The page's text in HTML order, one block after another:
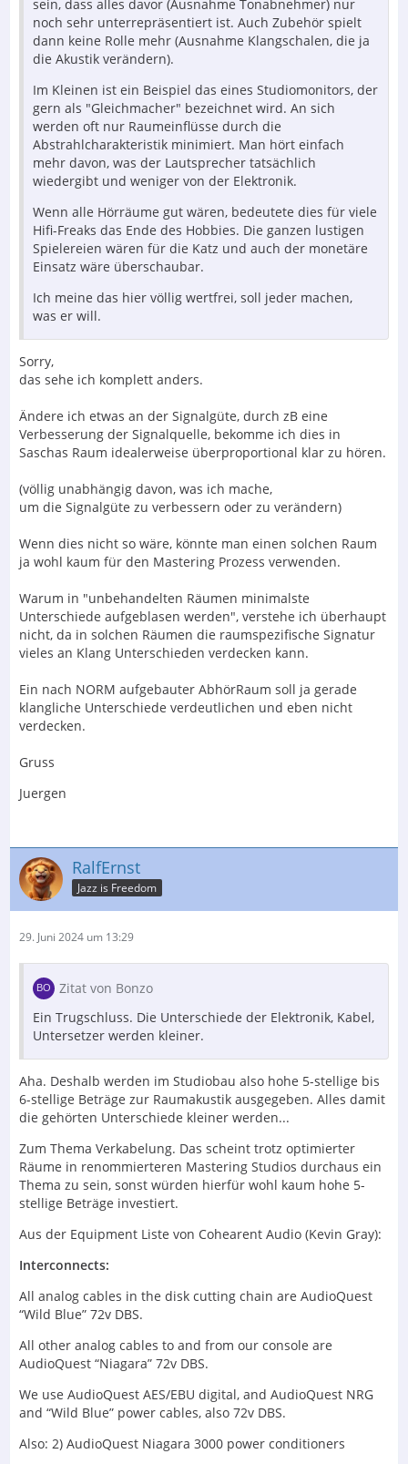
sein, dass alles davor (Ausnahme Tonabnehmer) nur
noch sehr unterrepräsentiert ist. Auch Zubehör spielt
dann keine Rolle mehr (Ausnahme Klangschalen, die ja
die Akustik verändern).
Im Kleinen ist ein Beispiel das eines Studiomonitors, der
gern als "Gleichmacher" bezeichnet wird. An sich
werden oft nur Raumeinflüsse durch die
Abstrahlcharakteristik minimiert. Man hört einfach
mehr davon, was der Lautsprecher tatsächlich
wiedergibt und weniger von der Elektronik.
Wenn alle Hörräume gut wären, bedeutete dies für viele
Hifi-Freaks das Ende des Hobbies. Die ganzen lustigen
Spielereien wären für die Katz und auch der monetäre
Einsatz wäre überschaubar.
Ich meine das hier völlig wertfrei, soll jeder machen,
was er will.
Sorry,
das sehe ich komplett anders.
Ändere ich etwas an der Signalgüte, durch zB eine
Verbesserung der Signalquelle, bekomme ich dies in
Saschas Raum idealerweise überproportional klar zu hören.
(völlig unabhängig davon, was ich mache,
um die Signalgüte zu verbessern oder zu verändern)
Wenn dies nicht so wäre, könnte man einen solchen Raum
ja wohl kaum für den Mastering Prozess verwenden.
Warum in "unbehandelten Räumen minimalste
Unterschiede aufgeblasen werden", verstehe ich überhaupt
nicht, da in solchen Räumen die raumspezifische Signatur
vieles an Klang Unterschieden verdecken kann.
Ein nach NORM aufgebauter AbhörRaum soll ja gerade
klangliche Unterschiede verdeutlichen und eben nicht
verdecken.
Gruss
Juergen
RalfErnst
Jazz is Freedom
29. Juni 2024 um 13:29
Zitat von Bonzo
Ein Trugschluss. Die Unterschiede der Elektronik, Kabel,
Untersetzer werden kleiner.
Aha. Deshalb werden im Studiobau also hohe 5-stellige bis
6-stellige Beträge zur Raumakustik ausgegeben. Alles damit
die gehörten Unterschiede kleiner werden...
Zum Thema Verkabelung. Das scheint trotz optimierter
Räume in renommierteren Mastering Studios durchaus ein
Thema zu sein, sonst würden hierfür wohl kaum hohe 5-
stellige Beträge investiert.
Aus der Equipment Liste von Cohearent Audio (Kevin Gray):
Interconnects:
All analog cables in the disk cutting chain are AudioQuest
“Wild Blue” 72v DBS.
All other analog cables to and from our console are
AudioQuest “Niagara” 72v DBS.
We use AudioQuest AES/EBU digital, and AudioQuest NRG
and “Wild Blue” power cables, also 72v DBS.
Also: 2) AudioQuest Niagara 3000 power conditioners